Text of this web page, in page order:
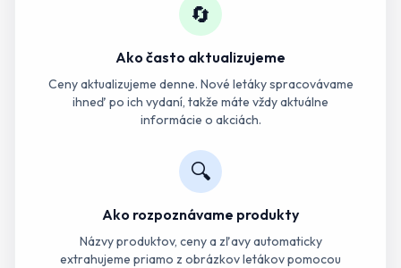
🔄
Ako často aktualizujeme
Ceny aktualizujeme denne. Nové letáky spracovávame
ihneď po ich vydaní, takže máte vždy aktuálne
informácie o akciách.
🔍
Ako rozpoznávame produkty
Názvy produktov, ceny a zľavy automaticky
extrahujeme priamo z obrázkov letákov pomocou